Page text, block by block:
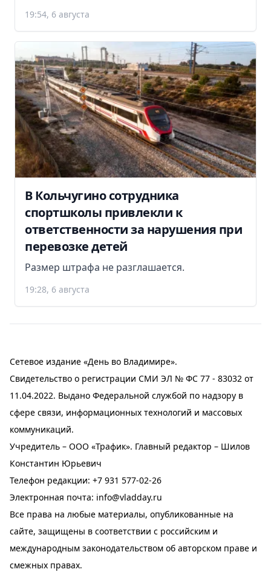
19:54, 6 августа
В Кольчугино сотрудника
спортшколы привлекли к
ответственности за нарушения при
перевозке детей
Размер штрафа не разглашается.
19:28, 6 августа
Сетевое издание «День во Владимире».
Свидетельство о регистрации СМИ ЭЛ № ФС 77 - 83032 от
11.04.2022. Выдано Федеральной службой по надзору в
сфере связи, информационных технологий и массовых
коммуникаций.
Учредитель – ООО «Трафик». Главный редактор – Шилов
Константин Юрьевич
Телефон редакции: +7 931 577-02-26
Электронная почта: info@vladday.ru
Все права на любые материалы, опубликованные на
сайте, защищены в соответствии с российским и
международным законодательством об авторском праве и
смежных правах.